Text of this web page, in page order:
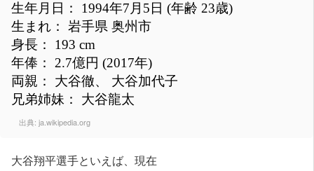
生年月日： 1994年7月5日 (年齢 23歳)
生まれ： 岩手県 奥州市
身長： 193 cm
年俸： 2.7億円 (2017年)
両親： 大谷徹、 大谷加代子
兄弟姉妹： 大谷龍太
出典: ja.wikipedia.org
大谷翔平選手といえば、現在